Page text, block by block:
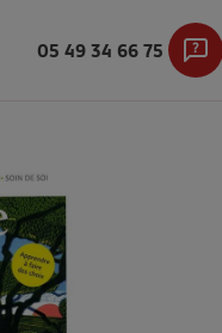
05 49 34 66 75